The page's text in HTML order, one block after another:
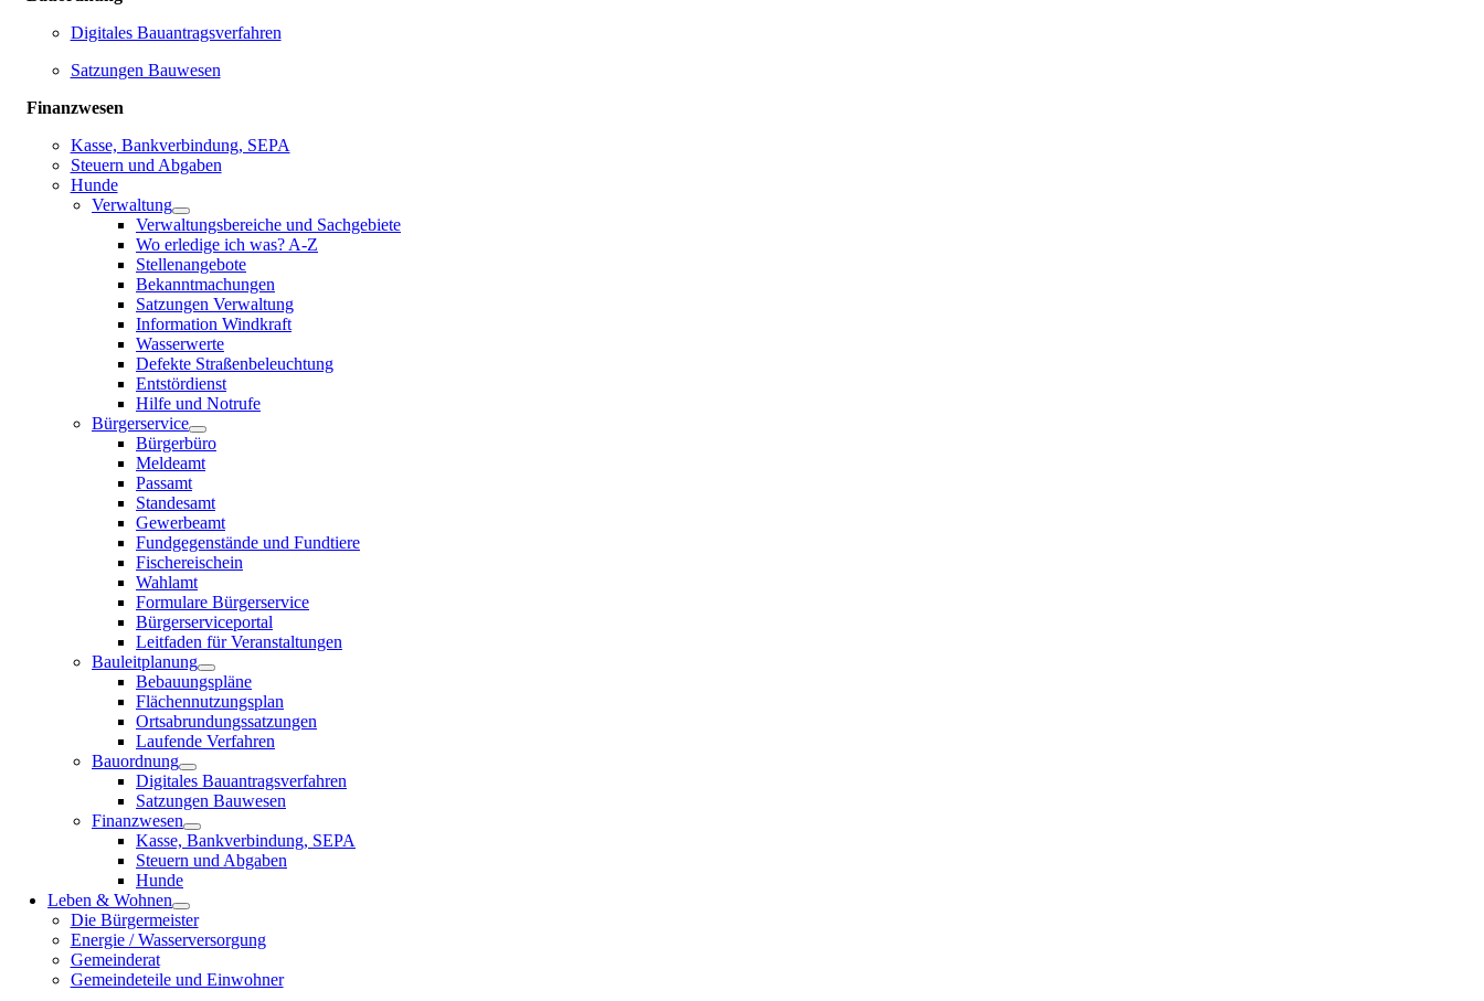
Digitales Bauantragsverfahren
Satzungen Bauwesen
Finanzwesen
Kasse, Bankverbindung, SEPA
Steuern und Abgaben
Hunde
Verwaltung
Verwaltungsbereiche und Sachgebiete
Wo erledige ich was? A-Z
Stellenangebote
Bekanntmachungen
Satzungen Verwaltung
Information Windkraft
Wasserwerte
Defekte Straßenbeleuchtung
Entstördienst
Hilfe und Notrufe
Bürgerservice
Bürgerbüro
Meldeamt
Passamt
Standesamt
Gewerbeamt
Fundgegenstände und Fundtiere
Fischereischein
Wahlamt
Formulare Bürgerservice
Bürgerserviceportal
Leitfaden für Veranstaltungen
Bauleitplanung
Bebauungspläne
Flächennutzungsplan
Ortsabrundungssatzungen
Laufende Verfahren
Bauordnung
Digitales Bauantragsverfahren
Satzungen Bauwesen
Finanzwesen
Kasse, Bankverbindung, SEPA
Steuern und Abgaben
Hunde
Leben & Wohnen
Die Bürgermeister
Energie / Wasserversorgung
Gemeinderat
Gemeindeteile und Einwohner